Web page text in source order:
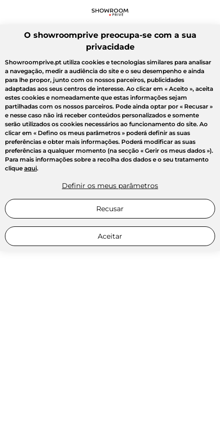
O showroomprive preocupa-se com a sua
privacidade
Showroomprive.pt utiliza cookies e tecnologias similares para analisar
a navegação, medir a audiência do site e o seu desempenho e ainda
para lhe propor, junto com os nossos parceiros, publicidades
adaptadas aos seus centros de interesse. Ao clicar em « Aceito », aceita
estes cookies e nomeadamente que estas informações sejam
partilhadas com os nossos parceiros. Pode ainda optar por « Recusar »
e nesse caso não irá receber conteúdos personalizados e somente
serão utilizados os cookies necessários ao funcionamento do site. Ao
clicar em « Defino os meus parâmetros » poderá definir as suas
preferências e obter mais informações. Poderá modificar as suas
preferências a qualquer momento (na secção « Gerir os meus dados »).
Para mais informações sobre a recolha dos dados e o seu tratamento
clique aqui.
Definir os meus parâmetros
Recusar
Aceitar